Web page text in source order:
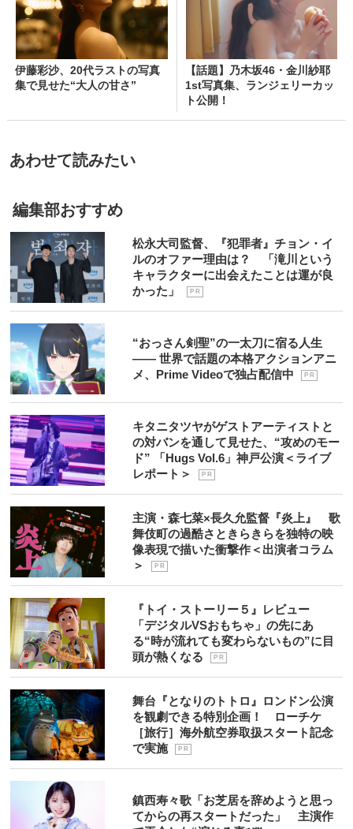
伊藤彩沙、20代ラストの写真
集で見せた“大人の甘さ”
【話題】乃木坂46・金川紗耶
1st写真集、ランジェリーカッ
ト公開！
あわせて読みたい
編集部おすすめ
松永大司監督、『犯罪者』チョン・イ
ルのオファー理由は？ 「滝川という
キャラクターに出会えたことは運が良
かった」
P R
“おっさん剣聖”の一太刀に宿る人生
―― 世界で話題の本格アクションアニ
メ、Prime Videoで独占配信中
P R
キタニタツヤがゲストアーティストと
の対バンを通して見せた、“攻めのモー
ド” 「Hugs Vol.6」神戸公演＜ライブ
レポート＞
P R
主演・森七菜×長久允監督『炎上』 歌
舞伎町の過酷さときらきらを独特の映
像表現で描いた衝撃作＜出演者コラム
＞
P R
『トイ・ストーリー５』レビュー
「デジタルVSおもちゃ」の先にあ
る“時が流れても変わらないもの”に目
頭が熱くなる
P R
舞台『となりのトトロ』ロンドン公演
を観劇できる特別企画！ ローチケ
［旅行］海外航空券取扱スタート記念
で実施
P R
鎮西寿々歌「お芝居を辞めようと思っ
てからの再スタートだった」 主演作